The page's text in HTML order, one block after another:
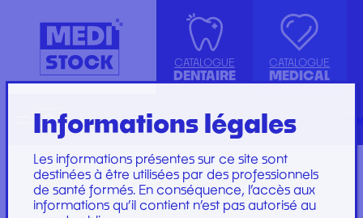
CATALOGUE
DENTAIRE
ASPIRATION
CANULE
COMPRESSE ET COTON
DIVERS
ENDODONTIE
KIT INSTRUMENTS
LABORATOIRE
PLATEAU
PROTECTION
RESTAURATION ET
CATALOGUE
MEDICAL
ACCESSOIRES
INJECTION, PRÉLÈVEMENT ET
PERFUSION
CONSOMMABLES
GYNÉCOLOGIE
SET DE PERFUSION
SET DE SOINS
SET DE SUTURE
SOINS ET
PANSEMENTS
RechercheEnglish
Informations légales
Les informations présentes sur ce site sont
destinées à être utilisées par des professionnels
de santé formés. En conséquence, l’accès aux
informations qu’il contient n’est pas autorisé au